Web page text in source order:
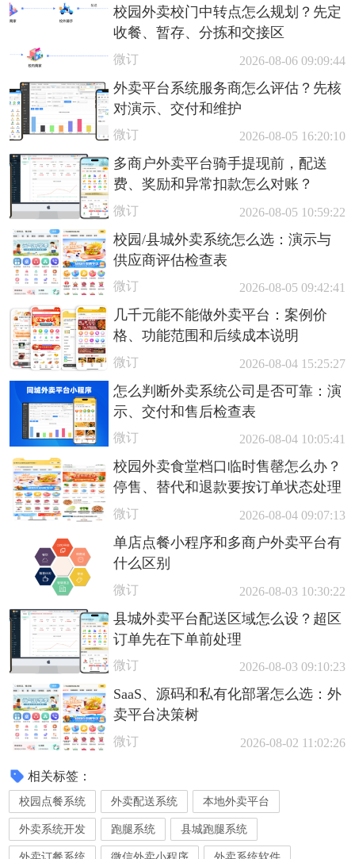
校园外卖校门中转点怎么规划？先定
收餐、暂存、分拣和交接区
微订 2026-08-06 09:09:44
外卖平台系统服务商怎么评估？先核
对演示、交付和维护
微订 2026-08-05 16:20:10
多商户外卖平台骑手提现前，配送
费、奖励和异常扣款怎么对账？
微订 2026-08-05 10:59:22
校园/县城外卖系统怎么选：演示与
供应商评估检查表
微订 2026-08-05 09:42:41
几千元能不能做外卖平台：案例价
格、功能范围和后续成本说明
微订 2026-08-04 15:25:27
怎么判断外卖系统公司是否可靠：演
示、交付和售后检查表
微订 2026-08-04 10:05:41
校园外卖食堂档口临时售罄怎么办？
停售、替代和退款要按订单状态处理
微订 2026-08-04 09:07:13
单店点餐小程序和多商户外卖平台有
什么区别
微订 2026-08-03 10:30:22
县城外卖平台配送区域怎么设？超区
订单先在下单前处理
微订 2026-08-03 09:10:23
SaaS、源码和私有化部署怎么选：外
卖平台决策树
微订 2026-08-02 11:02:26
相关标签：
校园点餐系统 外卖配送系统 本地外卖平台
外卖系统开发 跑腿系统 县城跑腿系统
外卖订餐系统 微信外卖小程序 外卖系统软件